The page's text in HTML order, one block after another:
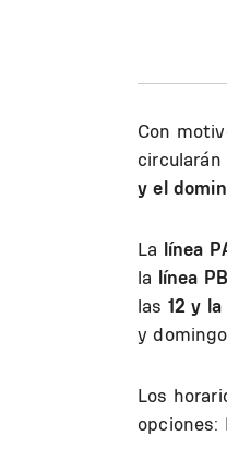
Con
y el
La línea
la línea PB
las 12 y
y
Los
opciones: